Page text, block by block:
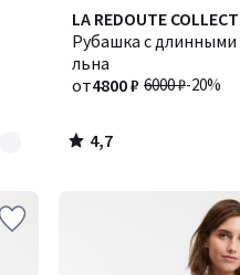
LA REDOUTE
Рубашка с длинными
льна
6000 ₽-20%
от4800 ₽
4,7
/ 5
Количество
цветов:
3
4,7
/